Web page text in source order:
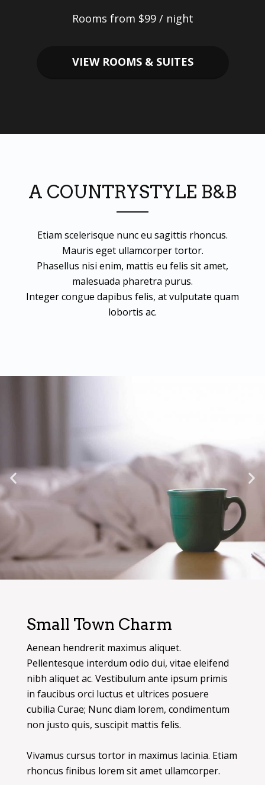
Rooms from $99 / night
VIEW ROOMS & SUITES
A COUNTRYSTYLE B&B
Etiam scelerisque nunc eu sagittis rhoncus.
Mauris eget ullamcorper tortor.
Phasellus nisi enim, mattis eu felis sit amet,
malesuada pharetra purus.
Integer congue dapibus felis, at vulputate quam
lobortis ac.
Small Town Charm
Aenean hendrerit maximus aliquet.
Pellentesque interdum odio dui, vitae eleifend
nibh aliquet ac. Vestibulum ante ipsum primis
in faucibus orci luctus et ultrices posuere
cubilia Curae; Nunc diam lorem, condimentum
non justo quis, suscipit mattis felis.
Vivamus cursus tortor in maximus lacinia. Etiam
rhoncus finibus lorem sit amet ullamcorper.